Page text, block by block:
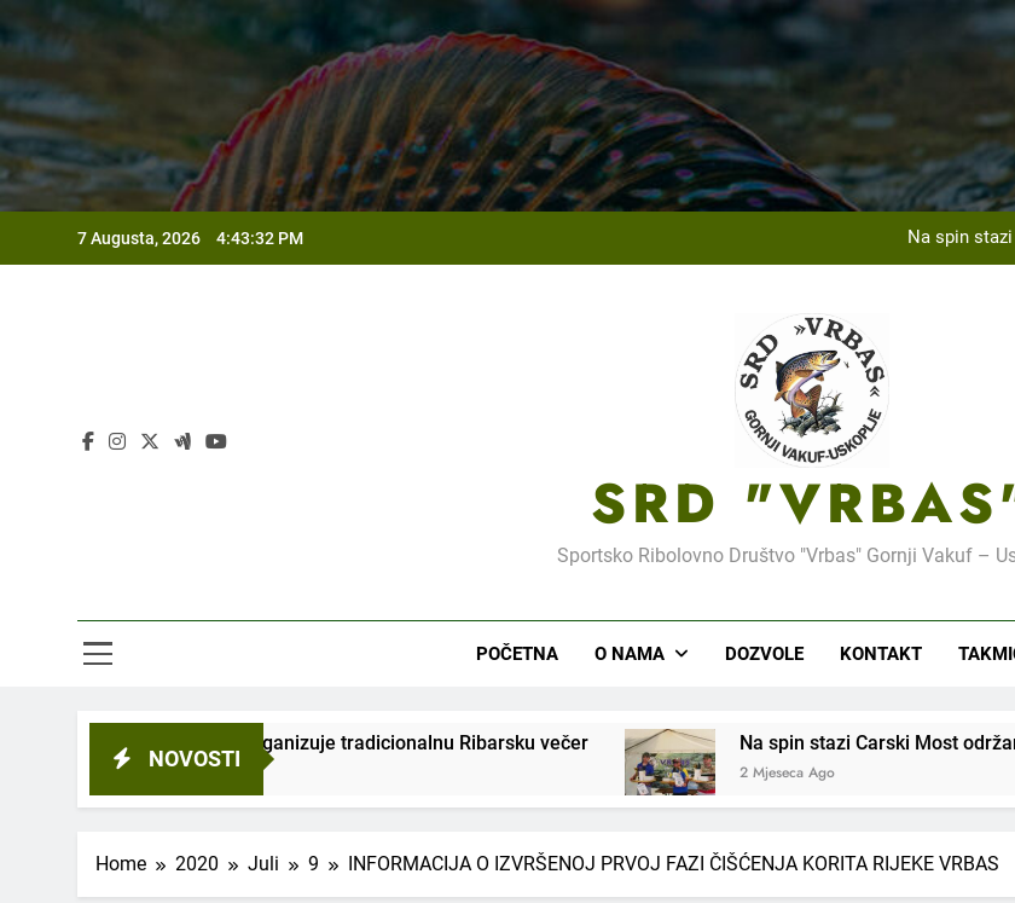
to
7 Augusta, 2026 4:43:34 PM
Na Ribarskom Domu Lnište održan
U saradnji sa JU Centar za sport, kulturu i
Na spin
Održanom općinskom takmičenju SRD „Vrbas“ Gornji
U saradnji sa JU Centar za sport, kulturu i
Održanom općinskom takmičenju SRD „Vrbas“ Gornji
Na Ribarskom Domu Lnište održan
SRD
Sportsko Ribolovno Društvo "Vrbas" Gornji Vakuf –
POČETNA O NAMA DOZVOLE KONTAKT
NOVOSTI
tradicionalnu Ribarsku večer Na spin stazi Carski Most održan 4. Internacionalni spin kup
Home 2020 Juli 9 INFORMACIJA O IZVRŠENOJ PRVOJ FAZI ČIŠĆENJA KORITA RIJEKE VRBAS